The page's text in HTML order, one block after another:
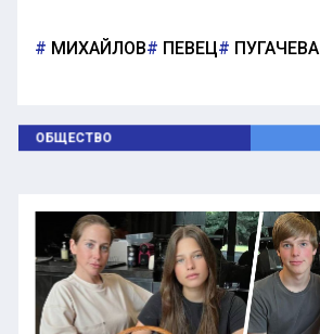
МИХАЙЛОВ ПЕВЕЦ ПУГАЧЕВА
ОБЩЕСТВО